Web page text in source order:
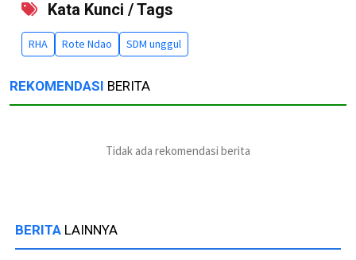
Kata Kunci / Tags
RHA Rote Ndao SDM unggul
REKOMENDASI BERITA
Tidak ada rekomendasi berita
BERITA LAINNYA